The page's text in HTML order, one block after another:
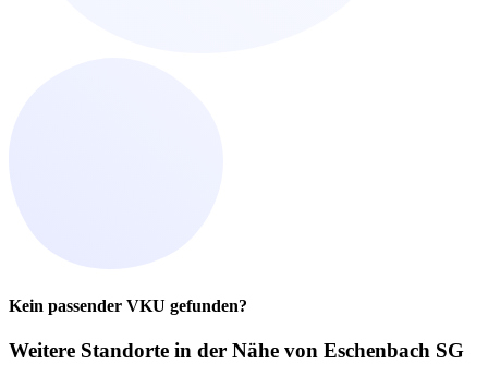
Kein passender VKU gefunden?
Weitere Standorte in der Nähe von Eschenbach SG